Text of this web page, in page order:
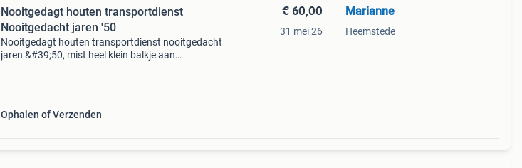
Nooitgedagt houten transportdienst
Nooitgedacht jaren '50
Nooitgedagt houten transportdienst nooitgedacht
jaren &#39;50, mist heel klein balkje aan
Ophalen of Verzenden
€ 60,00
31 mei 26
Marianne
Heemstede